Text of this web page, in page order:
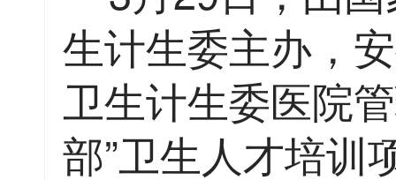
生计生委主办，
卫生计生委医院
部”卫生人才培